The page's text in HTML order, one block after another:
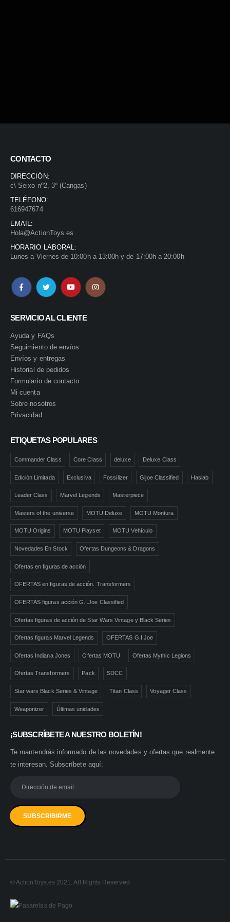
CONTACTO
DIRECCIÓN:
c\ Seixo nº2, 3º (Cangas)
TELÉFONO:
616947674
EMAIL:
Hola@ActionToys.es
HORARIO LABORAL:
Lunes a Viernes de 10:00h a 13:00h y de 17:00h a 20:00h
SERVICIO AL CLIENTE
Ayuda y FAQs
Seguimiento de envíos
Envíos y entregas
Historial de pedidos
Formulario de contacto
Mi cuenta
Sobre nosotros
Privacidad
ETIQUETAS POPULARES
Commander Class Core Class deluxe Deluxe Class
Edición Limitada Exclusiva Fossilizer Gijoe Classified Haslab
Leader Class Marvel Legends Masterpiece
Masters of the universe MOTU Deluxe MOTU Montura
MOTU Origins MOTU Playset MOTU Vehículo
Novedades En Stock Ofertas Dungeons & Dragons
Ofertas en figuras de acción
OFERTAS en figuras de acción. Transformers
OFERTAS figuras acción G.I.Joe Classified
Ofertas figuras de acción de Star Wars Vintage y Black Series
Ofertas figuras Marvel Legends OFERTAS G.I.Joe
Ofertas Indiana Jones Ofertas MOTU Ofertas Mythic Legions
Ofertas Transformers Pack SDCC
Star wars Black Series & Vintage Titan Class Voyager Class
Weaponizer Últimas unidades
¡SUBSCRÍBETE A NUESTRO BOLETÍN!
Te mantendrás informado de las novedades y ofertas que realmente
te interesan. Subscríbete aquí:
© ActionToys.es 2021. All Rights Reserved